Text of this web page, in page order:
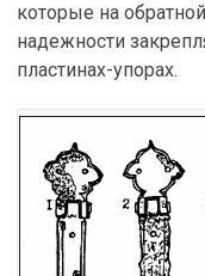
которые на
надежности
пластинах-упорах.